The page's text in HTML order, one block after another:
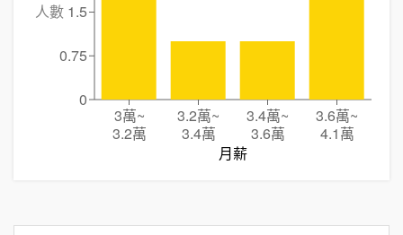
3萬~
3.2萬
3.2萬~
3.4萬
3.4萬~
3.6萬
3.6萬~
4.1萬
月薪
0
0.75
1.5
人數